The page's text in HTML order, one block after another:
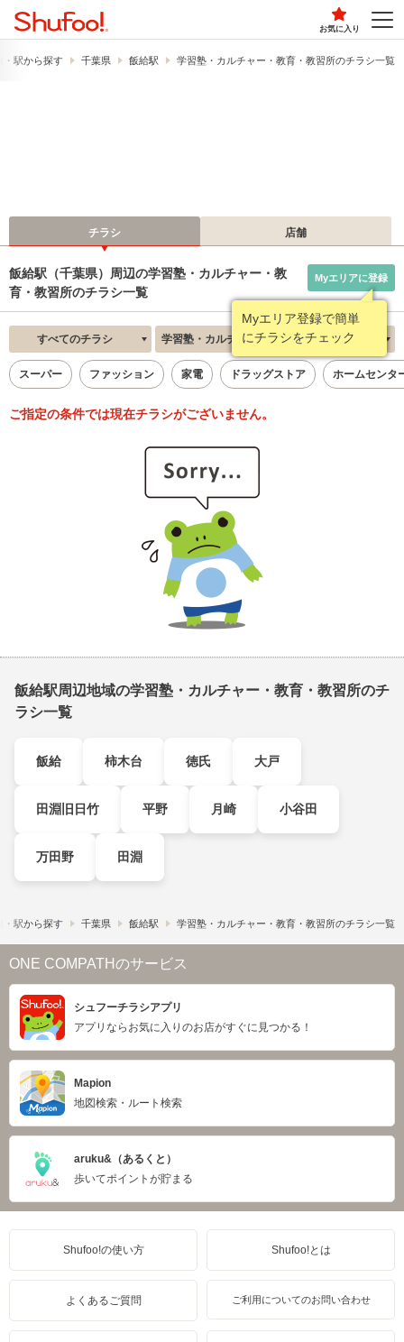
お気に入り
・駅から探す 千葉県 飯給駅 学習塾・カルチャー・教育・教習所のチラシ一覧
チラシ 店舗
飯給駅（千葉県）周辺の学習塾・カルチャー・教
育・教習所のチラシ一覧
Myエリア登録で簡単
にチラシをチェック
Myエリアに登録
すべてのチラシ 学習塾・カルチャー・教育・教習所 新着順
スーパー ファッション 家電 ドラッグストア ホームセンタ
ご指定の条件では現在チラシがございません。
飯給駅周辺地域の学習塾・カルチャー・教育・教習所のチ
ラシ一覧
飯給 柿木台 徳氏 大戸
田淵旧日竹 平野 月崎 小谷田
万田野 田淵
・駅から探す 千葉県 飯給駅 学習塾・カルチャー・教育・教習所のチラシ一覧
ONE COMPATHのサービス
シュフーチラシアプリ
アプリならお気に入りのお店がすぐに見つかる！
Mapion
地図検索・ルート検索
aruku&（あるくと）
歩いてポイントが貯まる
Shufoo!の使い方 Shufoo!とは
よくあるご質問 ご利用についてのお問い合わせ